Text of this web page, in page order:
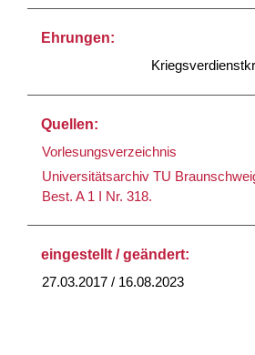
Ehrungen:
Quellen:
Vorlesungsverzeichnis
Universitätsarchiv TU
Best. A 1 I Nr. 318.
eingestellt / geändert:
27.03.2017 / 16.08.2023